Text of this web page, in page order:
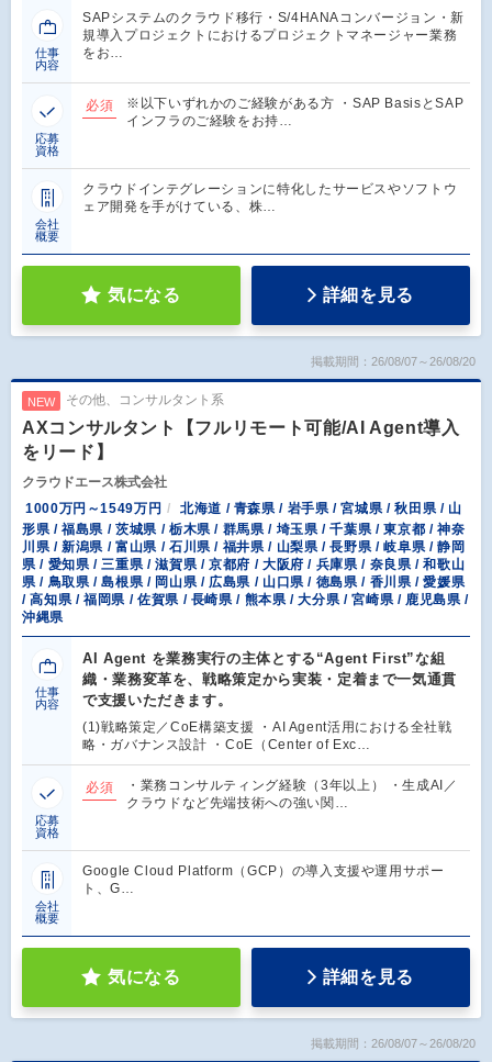
仕事
内容
SAPシステムのクラウド移行・S/4HANAコンバージョン・新
規導入プロジェクトにおけるプロジェクトマネージャー業務
をお…
応募
資格
必須
※以下いずれかのご経験がある方 ・SAP BasisとSAP
インフラのご経験をお持…
会社
概要
クラウドインテグレーションに特化したサービスやソフトウ
ェア開発を手がけている、株…
気になる 詳細を見る
掲載期間：26/08/07～26/08/20
NEW その他、コンサルタント系
AXコンサルタント【フルリモート可能/AI Agent導入
をリード】
クラウドエース株式会社
1000万円～1549万円
北海道 / 青森県 / 岩手県 / 宮城県 / 秋田県 / 山
形県 / 福島県 / 茨城県 / 栃木県 / 群馬県 / 埼玉県 / 千葉県 / 東京都 / 神奈
川県 / 新潟県 / 富山県 / 石川県 / 福井県 / 山梨県 / 長野県 / 岐阜県 / 静岡
県 / 愛知県 / 三重県 / 滋賀県 / 京都府 / 大阪府 / 兵庫県 / 奈良県 / 和歌山
県 / 鳥取県 / 島根県 / 岡山県 / 広島県 / 山口県 / 徳島県 / 香川県 / 愛媛県
/ 高知県 / 福岡県 / 佐賀県 / 長崎県 / 熊本県 / 大分県 / 宮崎県 / 鹿児島県 /
沖縄県
仕事
内容
AI Agent を業務実行の主体とする“Agent First”な組
織・業務変革を、戦略策定から実装・定着まで一気通貫
で支援いただきます。
(1)戦略策定／CoE構築支援 ・AI Agent活用における全社戦
略・ガバナンス設計 ・CoE（Center of Exc…
応募
資格
必須
・業務コンサルティング経験（3年以上） ・生成AI／
クラウドなど先端技術への強い関…
会社
概要
Google Cloud Platform（GCP）の導入支援や運用サポー
ト、G…
気になる 詳細を見る
掲載期間：26/08/07～26/08/20